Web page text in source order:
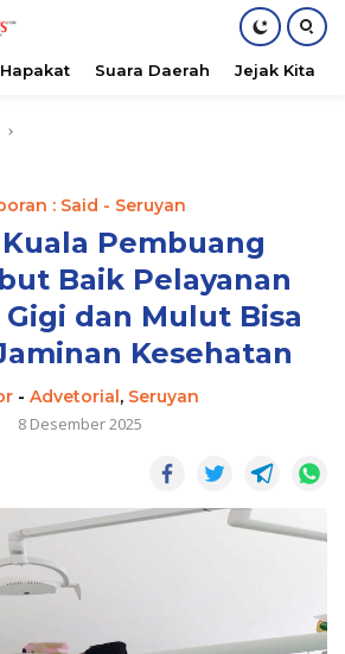
Suara Daerah Jejak Kita
: Said - Seruyan
Pembuang
Baik Pelayanan
dan Mulut Bisa
Kesehatan
- Advetorial, Seruyan
8 Desember 2025